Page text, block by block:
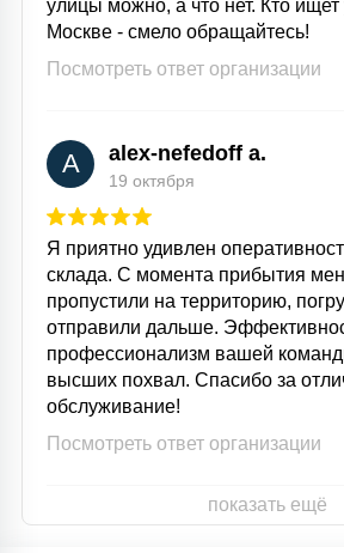
улицы можно, а что нет. Кто ищет
Москве - смело обращайтесь!
Посмотреть ответ организации
A alex-nefedoff a.
19 октября
Я приятно удивлен
склада. С момента прибытия
пропустили на территорию,
отправили дальше.
профессионализм вашей
высших похвал. Спасибо за
обслуживание!
Посмотреть ответ организации
показать ещё